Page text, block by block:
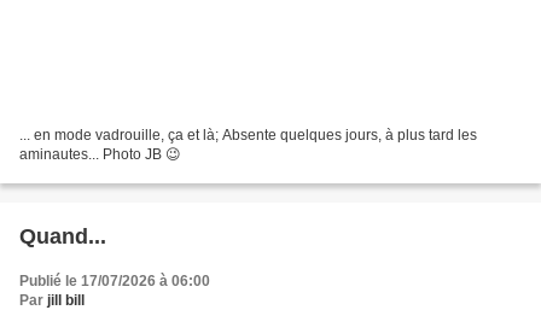
... en mode vadrouille, ça et là; Absente quelques jours, à plus tard les
aminautes... Photo JB 😉
Quand...
Publié le 17/07/2026 à 06:00
Par jill bill